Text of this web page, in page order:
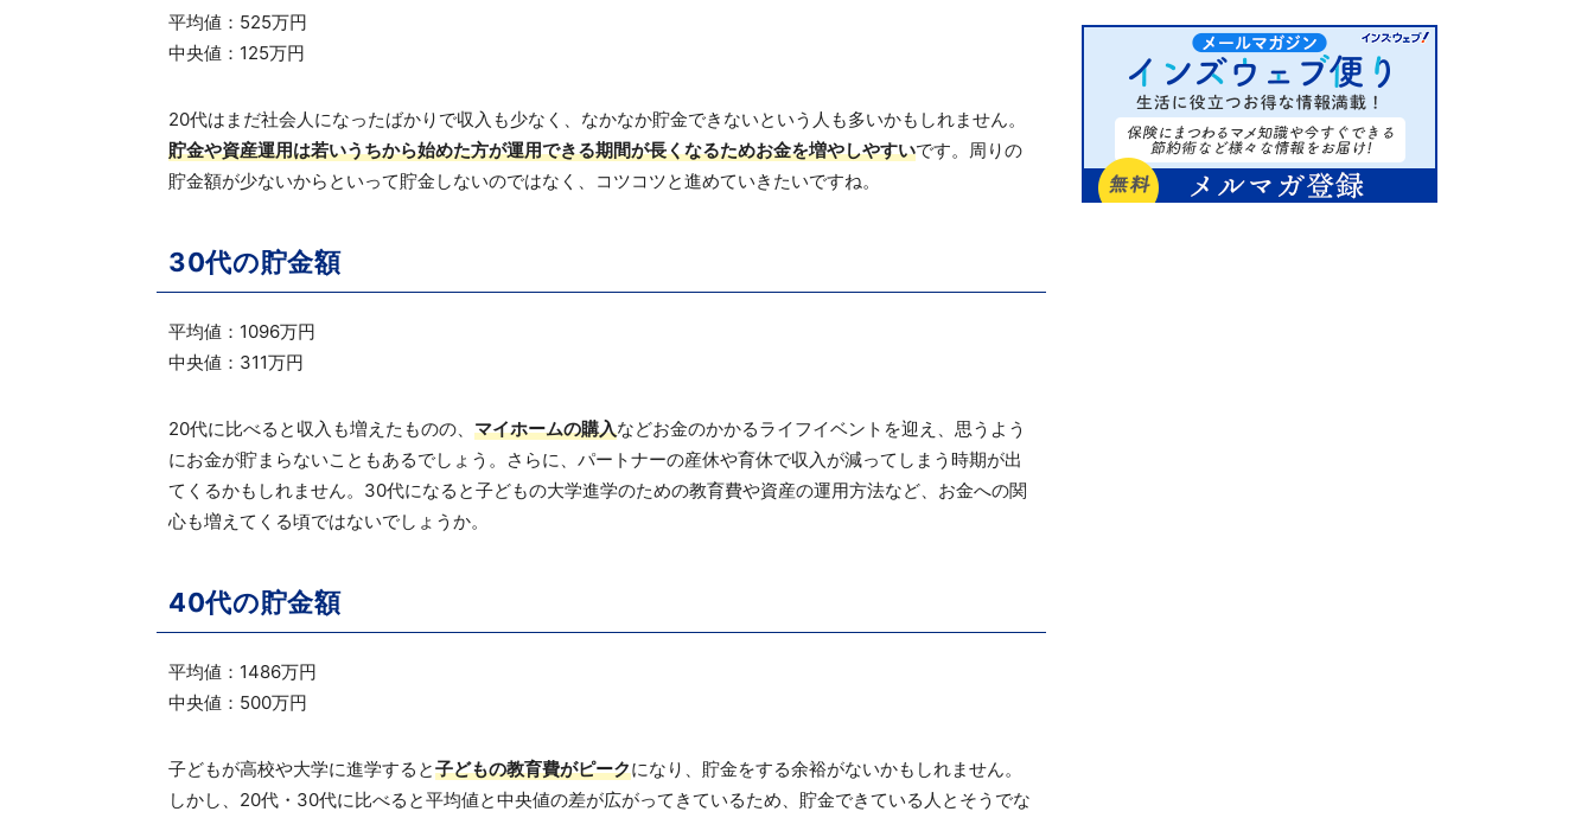
平均値：525万円
中央値：125万円
20代はまだ社会人になったばかりで収入も少なく、なかなか貯金できないという人も多いかもしれません。
貯金や資産運用は若いうちから始めた方が運用できる期間が長くなるためお金を増やしやすいです。周りの
貯金額が少ないからといって貯金しないのではなく、コツコツと進めていきたいですね。
30代の貯金額
平均値：1096万円
中央値：311万円
20代に比べると収入も増えたものの、 マイホームの購入などお金のかかるライフイベントを迎え、思うよう
にお金が貯まらないこともあるでしょう。さらに、パートナーの産休や育休で収入が減ってしまう時期が出
てくるかもしれません。30代になると子どもの大学進学のための教育費や資産の運用方法など、お金への関
心も増えてくる頃ではないでしょうか。
40代の貯金額
平均値：1486万円
中央値：500万円
子どもが高校や大学に進学すると子どもの教育費がピークになり、貯金をする余裕がないかもしれません。
しかし、20代・30代に比べると平均値と中央値の差が広がってきているため、貯金できている人とそうでな